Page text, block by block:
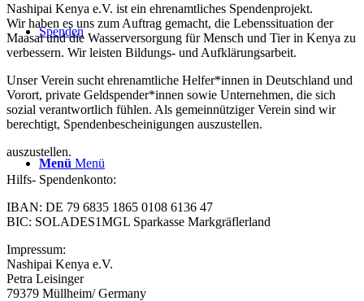
Spenden
Menü Menü
Nashipai Kenya e.V. ist ein ehrenamtliches Spendenprojekt.
Wir haben es uns zum Auftrag gemacht, die Lebenssituation der
Maasai und die Wasserversorgung für Mensch und Tier in Kenya zu
verbessern. Wir leisten Bildungs- und Aufklärungsarbeit.
Unser Verein sucht ehrenamtliche Helfer*innen in Deutschland und
Vorort, private Geldspender*innen sowie Unternehmen, die sich
sozial verantwortlich fühlen. Als gemeinnütziger Verein sind wir
berechtigt, Spendenbescheinigungen auszustellen.
auszustellen.
Hilfs- Spendenkonto:
IBAN: DE 79 6835 1865 0108 6136 47
BIC: SOLADES1MGL Sparkasse Markgräflerland
Impressum:
Nashipai Kenya e.V.
Petra Leisinger
79379 Müllheim/ Germany